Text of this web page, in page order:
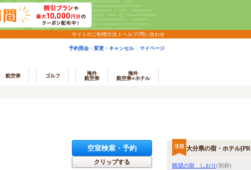
サイトのご利用方法 ヘルプ/問い合わせ
予約照会・変更・キャンセル マイページ
航空券 ゴルフ
海外
航空券
海外
航空券+ホテル
空室検索・予約
クリップする
大分県の宿・ホテル
眺望の宿 しおり(別府)